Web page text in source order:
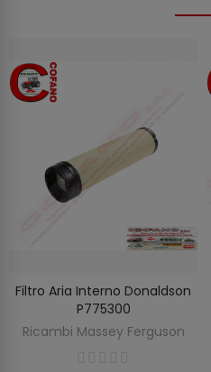
AGGIUNGI AL CARRELLO
Filtro Aria Interno Donaldson
P775300
Ricambi Massey Ferguson